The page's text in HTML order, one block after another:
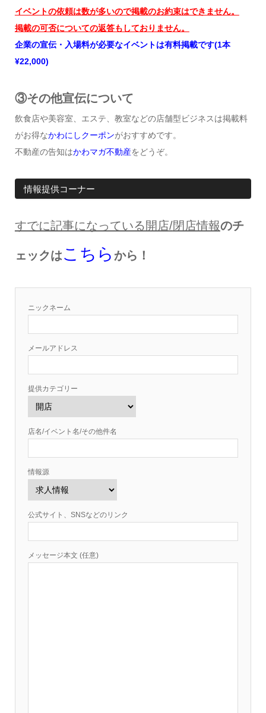
イベントの依頼は数が多いので掲載のお約束はできません。
掲載の可否についての返答もしておりません。
企業の宣伝・入場料が必要なイベントは有料掲載です(1本
¥22,000)
③その他宣伝について
飲食店や美容室、エステ、教室などの店舗型ビジネスは掲載料
がお得なかわにしクーポンがおすすめです。
不動産の告知はかわマガ不動産をどうぞ。
情報提供コーナー
すでに記事になっている開店/閉店情報のチ
ェックはこちら から！
ニックネーム
メールアドレス
提供カテゴリー
店名/イベント名/その他件名
情報源
公式サイト、SNSなどのリンク
メッセージ本文 (任意)